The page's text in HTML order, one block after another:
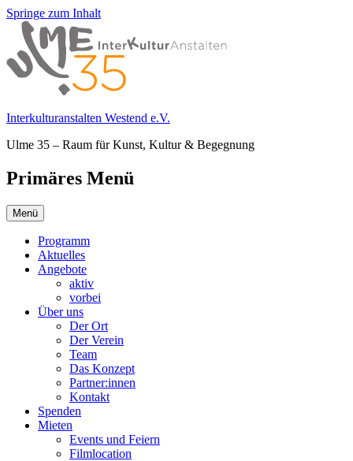
Springe zum Inhalt
Interkulturanstalten Westend e.V.
Ulme 35 – Raum für Kunst, Kultur & Begegnung
Primäres Menü
Menü
Programm
Aktuelles
Angebote
aktiv
vorbei
Über uns
Der Ort
Der Verein
Team
Das Konzept
Partner:innen
Kontakt
Spenden
Mieten
Events und Feiern
Filmlocation